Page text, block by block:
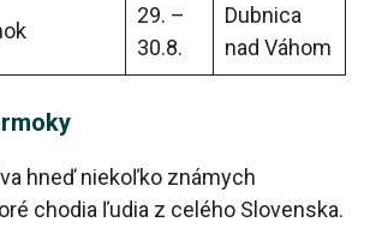
29. –
30.8.
Dubnica
nad Váhom
hneď niekoľko známych
chodia ľudia z celého Slovenska.